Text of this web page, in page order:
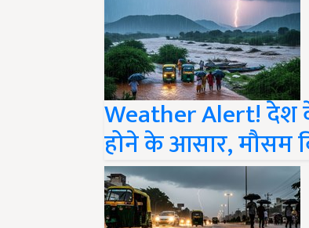
Weather Alert! देश
होने के आसार, मौसम